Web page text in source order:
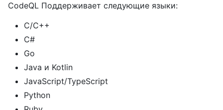
CodeQL Поддерживает следующие языки:
C/C++
C#
Go
Java и Kotlin
JavaScript/TypeScript
Python